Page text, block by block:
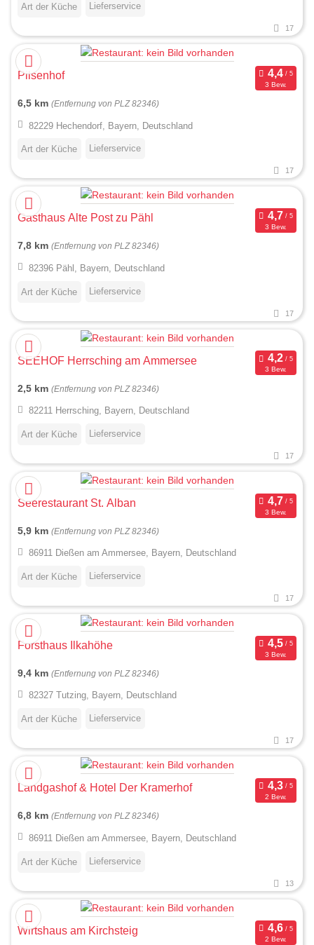
Art der Küche Lieferservice
17
Pilsenhof
3 Bew.
6,5 km (Entfernung von PLZ 82346)
82229 Hechendorf, Bayern, Deutschland
Art der Küche Lieferservice
17
Gasthaus Alte Post zu Pähl
3 Bew.
7,8 km (Entfernung von PLZ 82346)
82396 Pähl, Bayern, Deutschland
Art der Küche Lieferservice
17
SEEHOF Herrsching am Ammersee
3 Bew.
2,5 km (Entfernung von PLZ 82346)
82211 Herrsching, Bayern, Deutschland
Art der Küche Lieferservice
17
Seerestaurant St. Alban
3 Bew.
5,9 km (Entfernung von PLZ 82346)
86911 Dießen am Ammersee, Bayern, Deutschland
Art der Küche Lieferservice
17
Forsthaus Ilkahöhe
3 Bew.
9,4 km (Entfernung von PLZ 82346)
82327 Tutzing, Bayern, Deutschland
Art der Küche Lieferservice
17
Landgashof & Hotel Der Kramerhof
2 Bew.
6,8 km (Entfernung von PLZ 82346)
86911 Dießen am Ammersee, Bayern, Deutschland
Art der Küche Lieferservice
13
Wirtshaus am Kirchsteig
2 Bew.